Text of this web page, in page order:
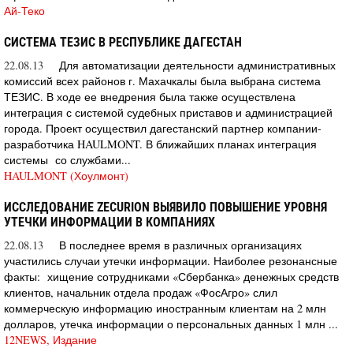
Ай-Теко
СИСТЕМА ТЕЗИС В РЕСПУБЛИКЕ ДАГЕСТАН
22.08.13
Для автоматизации деятельности административных
комиссий всех районов г. Махачкалы была выбрана система
ТЕЗИС. В ходе ее внедрения была также осуществлена
интеграция с системой судебных приставов и администрацией
города. Проект осуществил дагестанский партнер компании-
разработчика HAULMONT. В ближайших планах интеграция
системы со службами...
HAULMONT (Хоулмонт)
ИССЛЕДОВАНИЕ ZECURION ВЫЯВИЛО ПОВЫШЕНИЕ УРОВНЯ
УТЕЧКИ ИНФОРМАЦИИ В КОМПАНИЯХ
22.08.13
В последнее время в различных организациях
участились случаи утечки информации. Наиболее резонансные
факты: хищение сотрудниками «Сбербанка» денежных средств
клиентов, начальник отдела продаж «ФосАгро» слил
коммерческую информацию иностранным клиентам на 2 млн
долларов, утечка информации о персональных данных 1 млн ...
12NEWS, Издание